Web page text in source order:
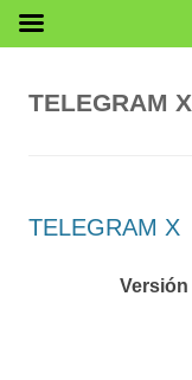
TELEGRAM
TELEGRAM X
Versión